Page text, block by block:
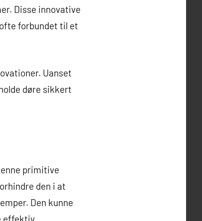
Disse innovative
forbundet til et
Uanset
døre sikkert
primitive
den i at
Den kunne